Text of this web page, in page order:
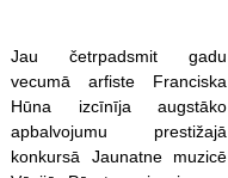
Jau četrpadsmit gadu
vecumā arfiste Franciska
Hūna izcīnīja augstāko
apbalvojumu prestižajā
konkursā Jaunatne muzicē